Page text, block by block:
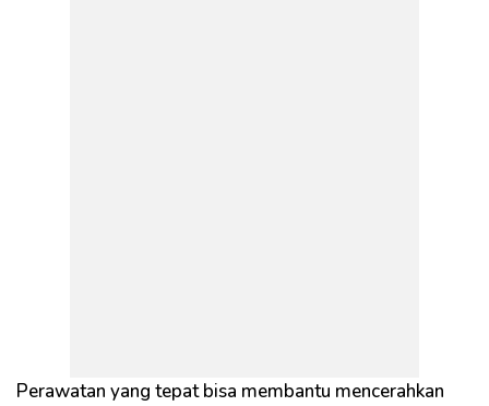
Perawatan yang tepat bisa membantu mencerahkan